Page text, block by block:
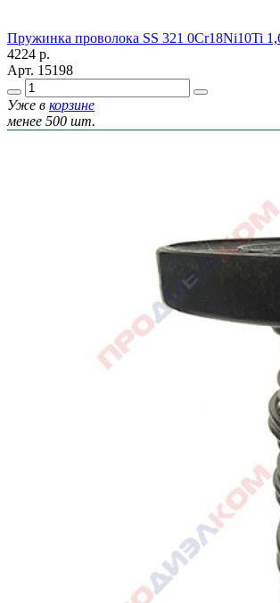
Пружинка проволока SS 321 0Cr18Ni10Ti
4224 р.
Арт. 15198
Уже в корзине
менее 500 шт.